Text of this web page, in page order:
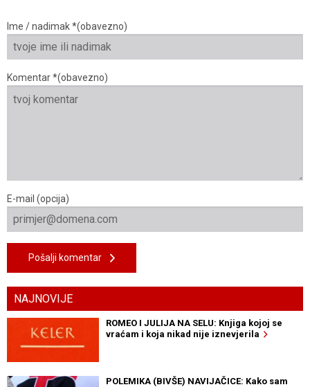
Ime / nadimak *(obavezno)
Komentar *(obavezno)
E-mail (opcija)
Pošalji komentar
NAJNOVIJE
ROMEO I JULIJA NA SELU: Knjiga kojoj se
vraćam i koja nikad nije iznevjerila
POLEMIKA (BIVŠE) NAVIJAČICE: Kako sam